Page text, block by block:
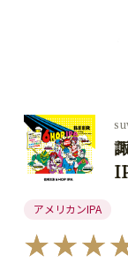
アメリカンIPA